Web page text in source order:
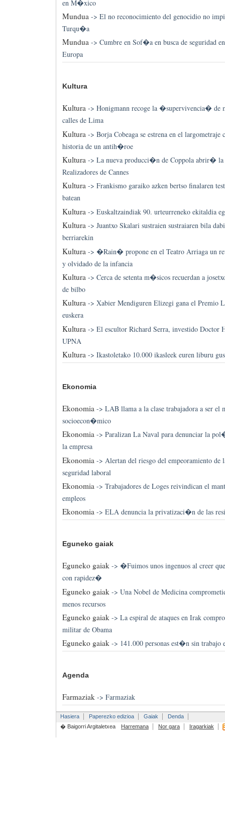
en M�xico
Mundua-> El no reconocimiento del genocidio no
Turqu�a
Mundua-> Cumbre en Sof�a en busca de seguridad
Europa
Kultura
Kultura-> Honigmann recoge la �supervivencia� de
calles de Lima
Kultura -> Borja Cobeaga se estrena en el
historia de un antih�roe
Kultura-> La nueva producci�n de Coppola abrir� la
Realizadores de Cannes
Kultura-> Frankismo garaiko azken bertso finalaren
batean
Kultura -> Euskaltzaindiak 90. urteurreneko ekitaldia
Kultura-> Juantxo Skalari sustraien sustraiaren bila
berriarekin
Kultura -> �Rain� propone en el Teatro Arriaga un
y olvidado de la infancia
Kultura-> Cerca de setenta m�sicos recuerdan a
de bilbo
Kultura-> Xabier Mendiguren Elizegi gana el Premio
euskera
Kultura -> El escultor Richard Serra, investido Doctor
UPNA
Kultura-> Ikastoletako 10.000 ikasleek euren liburu
Ekonomia
Ekonomia-> LAB llama a la clase trabajadora a ser el
socioecon�mico
Ekonomia-> Paralizan La Naval para denunciar la
la empresa
Ekonomia -> Alertan del riesgo del empeoramiento
seguridad laboral
Ekonomia-> Trabajadores de Loges reivindican el
empleos
Ekonomia-> ELA denuncia la privatizaci�n de las
Eguneko gaiak
Eguneko gaiak-> �Fuimos unos ingenuos al creer
con rapidez�
Eguneko gaiak -> Una Nobel de Medicina
menos recursos
Eguneko gaiak-> La espiral de ataques en Irak
militar de Obama
Eguneko gaiak-> 141.000 personas est�n sin trabajo
Agenda
Farmaziak-> Farmaziak
Hasiera Paperezko edizioa Gaiak
Denda
� Baigorri Argitaletxea
Harremana Nor gara Iragarkiak